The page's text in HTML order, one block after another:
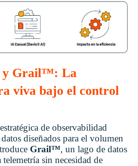
y Grail™: La
viva bajo el control
de observabilidad
diseñados para el volumen
Grail™, un lago de datos
telemetría sin necesidad de